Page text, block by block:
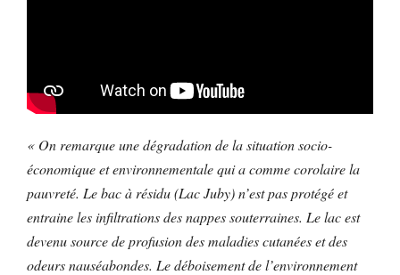
« On remarque une dégradation de la situation socio-
économique et environnementale qui a comme corolaire la
pauvreté. Le bac à résidu (Lac Juby) n’est pas protégé et
entraine les infiltrations des nappes souterraines. Le lac est
devenu source de profusion des maladies cutanées et des
odeurs nauséabondes. Le déboisement de l’environnement